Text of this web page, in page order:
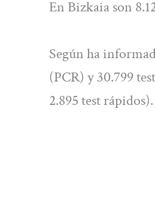
En Bizkaia son
Según ha
(PCR) y 30.799
2.895 test rápidos).